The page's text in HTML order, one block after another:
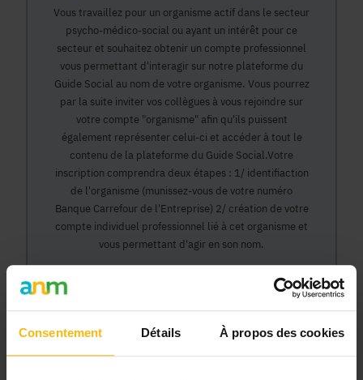
Consentement Détails À propos des cookies
Vous travaillez pour un organisme actif dans le secteur
psycho-médico-social ou ayant un intérêt pour ce
secteur et souhaitez obtenir un compte professionnel
vous permettant d'interagir sur notre plateforme du
Guide Social au nom de votre organisme. Vous pourrez
par la suite inviter vos collègues à vous rejoindre sur
votre compte "organisme" afin qu'ils puissent
également représenter celui-ci et accéder à tout le
contenu de la plateforme du Guide Social.Votre
inscription comprendra deux étapes : 1/ identifiaction
de l'organisme (munissez-vous de votre numéro
Banque Carrefour de l'Entreprise) 2/ création de votre
compte individuel professionnel lié à cet organisme et
vous permettant d'agir en son nom.